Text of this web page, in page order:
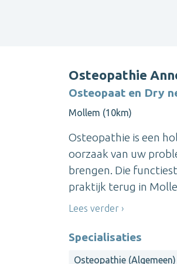
Osteopathie
Osteopaat en Dry
Mollem (10km)
Osteopathie is een
oorzaak van uw
brengen. Die
praktijk terug in
Lees verder
Specialisaties
Osteopathie (Algemeen)